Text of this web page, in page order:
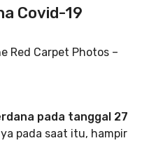
Covid-19
pada tanggal 27
pada saat itu, hampir